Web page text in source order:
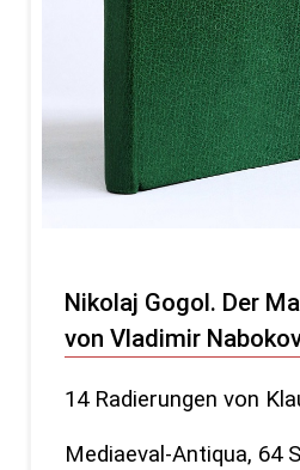
Nikolaj Gogol. Der
von Vladimir
14 Radierungen von
Mediaeval-Antiqua, 64